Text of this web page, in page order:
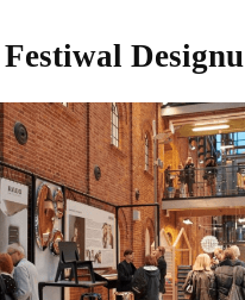
Designu